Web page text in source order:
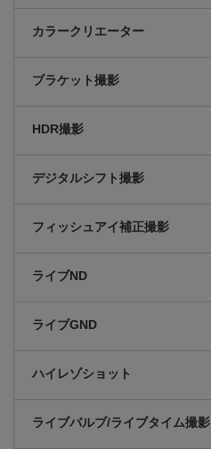
カラークリエーター
ブラケット撮影
HDR撮影
デジタルシフト撮影
フィッシュアイ補正撮影
ライブND
ライブGND
ハイレゾショット
ライブバルブ/ライブタイム撮影